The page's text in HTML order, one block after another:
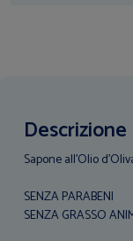
Descrizione
Sapone all’Olio
SENZA PARABENI
SENZA GRASSO